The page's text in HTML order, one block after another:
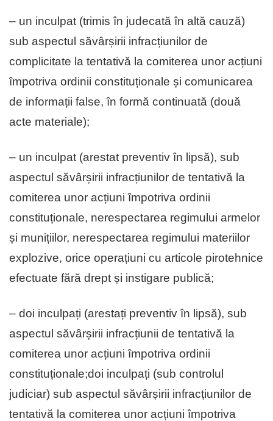
– un inculpat (trimis în judecată în altă cauză)
sub aspectul săvârșirii infracțiunilor de
complicitate la tentativă la comiterea unor acțiuni
împotriva ordinii constituționale și comunicarea
de informații false, în formă continuată (două
acte materiale);
– un inculpat (arestat preventiv în lipsă), sub
aspectul săvârșirii infracțiunilor de tentativă la
comiterea unor acțiuni împotriva ordinii
constituționale, nerespectarea regimului armelor
și munițiilor, nerespectarea regimului materiilor
explozive, orice operațiuni cu articole pirotehnice
efectuate fără drept și instigare publică;
– doi inculpați (arestați preventiv în lipsă), sub
aspectul săvârșirii infracțiunii de tentativă la
comiterea unor acțiuni împotriva ordinii
constituționale;doi inculpați (sub controlul
judiciar) sub aspectul săvârșirii infracțiunilor de
tentativă la comiterea unor acțiuni împotriva